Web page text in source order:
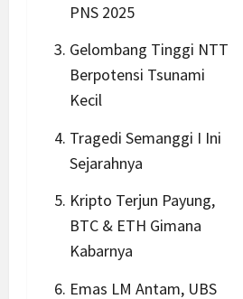
PNS 2025
Gelombang Tinggi NTT
Berpotensi Tsunami
Kecil
Tragedi Semanggi I Ini
Sejarahnya
Kripto Terjun Payung,
BTC & ETH Gimana
Kabarnya
Emas LM Antam, UBS